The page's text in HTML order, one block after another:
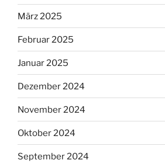
März 2025
Februar 2025
Januar 2025
Dezember 2024
November 2024
Oktober 2024
September 2024